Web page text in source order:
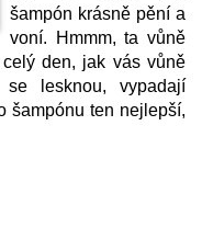
šampón krásně pění a
voní. Hmmm, ta vůně
den, jak vás vůně
lesknou, vypadají
šampónu ten nejlepší,